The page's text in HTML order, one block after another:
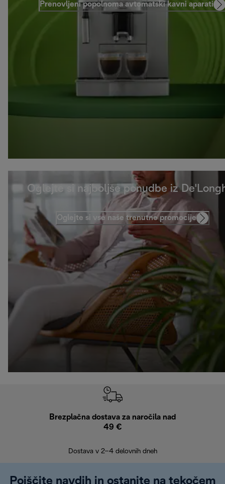
Prenovljeni popolnoma avtomatski kavni aparati
Oglejte si najboljše ponudbe iz
Oglejte si vse naše trenutne promocije
Brezplačna dostava za naročila nad
49 €
Dostava v 2–4 delovnih dneh
Poiščite navdih in ostanite na tekočem